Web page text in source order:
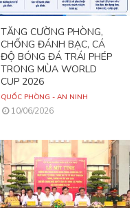
TĂNG CƯỜNG PHÒNG,
CHỐNG ĐÁNH BẠC, CÁ
ĐỘ BÓNG ĐÁ TRÁI PHÉP
TRONG MÙA WORLD
CUP 2026
QUỐC PHÒNG - AN NINH
10/06/2026